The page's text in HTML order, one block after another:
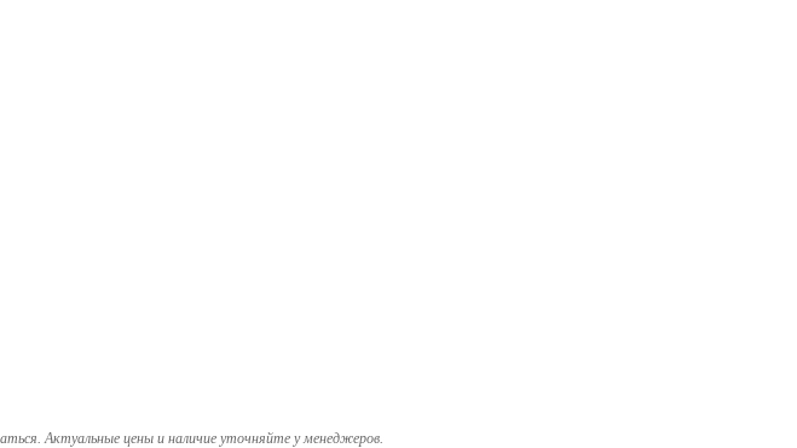
Актуальные цены и наличие уточняйте у менеджеров.